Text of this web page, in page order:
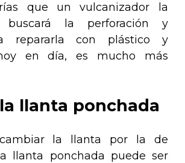
que un vulcanizador la
buscará la perforación y
repararla con plástico y
en día, es mucho más
llanta ponchada
la llanta por la de
llanta ponchada puede ser